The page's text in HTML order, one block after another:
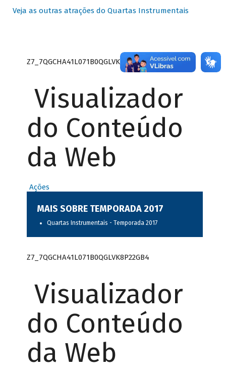
Veja as outras atrações do Quartas Instrumentais
Z7_7QGCHA41L071B0QGLVK8P22GJ7
Visualizador
do Conteúdo
da Web
Ações
MAIS SOBRE TEMPORADA 2017
Quartas Instrumentais - Temporada 2017
Z7_7QGCHA41L071B0QGLVK8P22GB4
Visualizador
do Conteúdo
da Web